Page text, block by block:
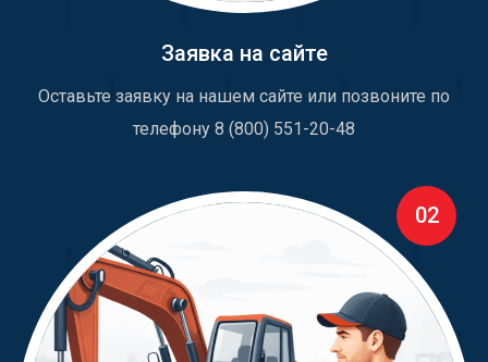
Заявка на сайте
Оставьте заявку на нашем сайте или позвоните по
телефону 8 (800) 551-20-48
02